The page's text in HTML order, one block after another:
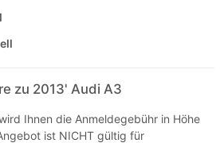
zu 2013' Audi A3
Ihnen die Anmeldegebühr in Höhe
ist NICHT gültig für